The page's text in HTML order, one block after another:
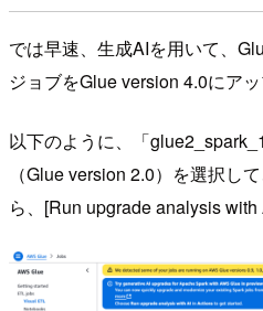
では早速、生成AIを用いて、
ジョブをGlue version 4.0にア
以下のように、「
（Glue version 2.0）を選択し
ら、[Run upgrade analysis with